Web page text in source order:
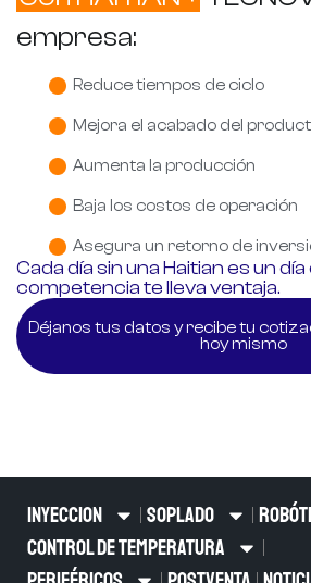
empresa:
Reduce tiempos de ciclo
Mejora el acabado del
Aumenta la producción
Baja los costos de operación
Asegura un retorno de
Cada día sin una Haitian es un
competencia te lleva ventaja.
Déjanos tus datos y recibe tu
hoy mismo
INYECCION SOPLADO
CONTROL DE TEMPERATURA